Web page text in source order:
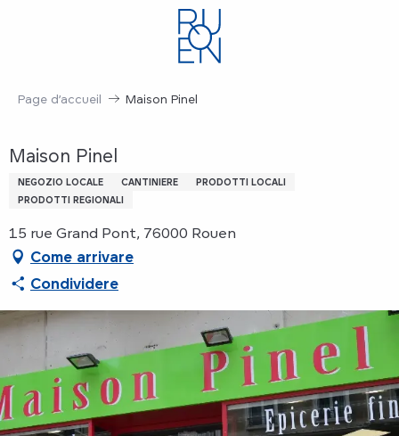
Page d’accueil Maison Pinel
Maison Pinel
NEGOZIO LOCALE CANTINIERE
PRODOTTI LOCALI
PRODOTTI REGIONALI
15 rue Grand Pont, 76000 Rouen
Come arrivare
Condividere